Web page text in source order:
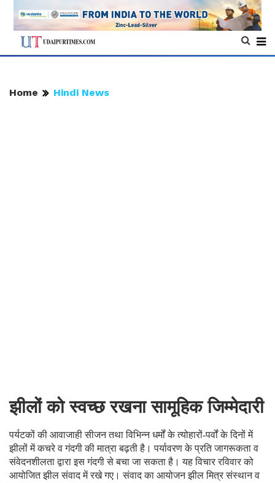
Home Hindi News
झीलों को स्वच्छ रखना सामूहिक जिम्मेदारी
पर्यटकों की आवाजाही सीजन तथा विभिन्न धर्मों के त्योहारों-पर्वों के दिनों में
झीलों में कचरे व गंदगी की मात्रा बढ़ती है। पर्यावरण के प्रति जागरूकता व
संवेदनशीलता द्वारा इस गंदगी से बचा जा सकता है। यह विचार रविवार को
आयोजित झील संवाद में रखे गए। संवाद का आयोजन झील मित्र संस्थान व